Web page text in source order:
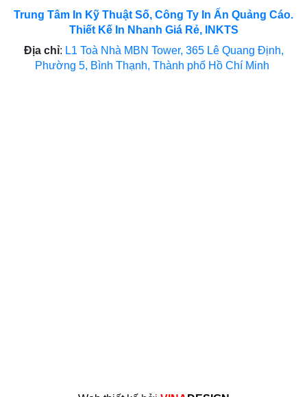
Trung Tâm In Kỹ Thuật Số, Công Ty In Ấn Quảng Cáo.
Thiết Kế In Nhanh Giá Rẻ, INKTS
Địa chỉ: L1 Toà Nhà MBN Tower, 365 Lê Quang Định,
Phường 5, Bình Thạnh, Thành phố Hồ Chí Minh